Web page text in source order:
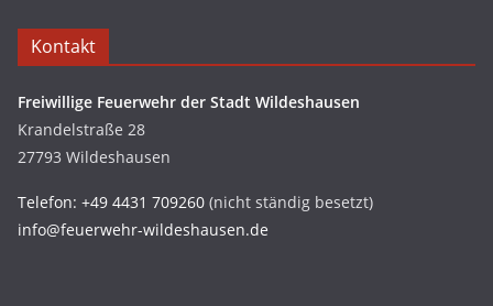
Kontakt
Freiwillige Feuerwehr der Stadt Wildeshausen
Krandelstraße 28
27793 Wildeshausen
Telefon: +49 4431 709260 (nicht ständig besetzt)
info@feuerwehr-wildeshausen.de